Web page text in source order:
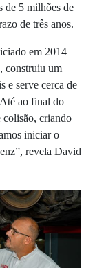
de 5 milhões de
de três anos.
em 2014
construiu um
e serve cerca de
ao final do
colisão, criando
iniciar o
revela David